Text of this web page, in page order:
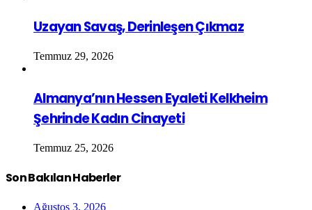
Uzayan Savaş, Derinleşen Çıkmaz
Temmuz 29, 2026
Almanya’nın Hessen Eyaleti Kelkheim
Şehrinde Kadın Cinayeti
Temmuz 25, 2026
Son Bakılan Haberler
Ağustos 3, 2026